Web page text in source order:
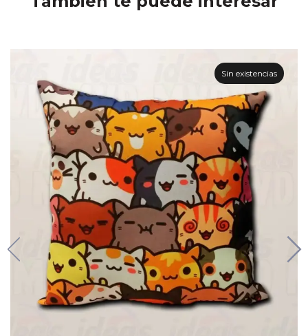
Sin existencias